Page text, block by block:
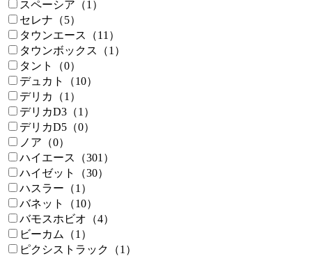
スペーシア（1）
セレナ（5）
タウンエース（11）
タウンボックス（1）
タント（0）
デュカト（10）
デリカ（1）
デリカD3（1）
デリカD5（0）
ノア（0）
ハイエース（301）
ハイゼット（30）
ハスラー（1）
バネット（10）
バモスホビオ（4）
ビーカム（1）
ピクシストラック（1）